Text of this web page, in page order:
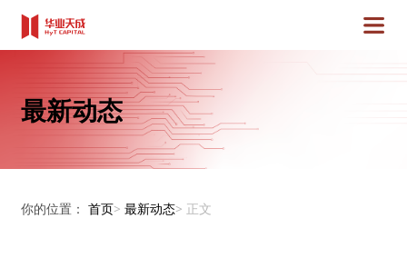
最新动态
你的位置： 首页> 最新动态> 正文